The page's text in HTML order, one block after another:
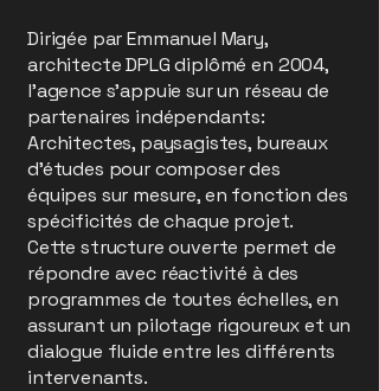
Dirigée par Emmanuel Mary,
architecte DPLG diplômé en 2004,
l’agence s’appuie sur un réseau de
partenaires indépendants:
Architectes, paysagistes, bureaux
d’études pour composer des
équipes sur mesure, en fonction des
spécificités de chaque projet.
Cette structure ouverte permet de
répondre avec réactivité à des
programmes de toutes échelles, en
assurant un pilotage rigoureux et un
dialogue fluide entre les différents
intervenants.